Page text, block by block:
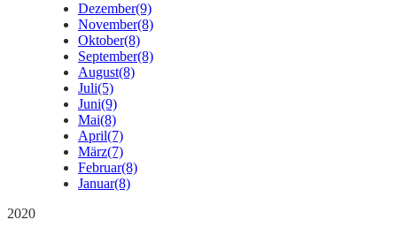
Dezember(9)
November(8)
Oktober(8)
September(8)
August(8)
Juli(5)
Juni(9)
Mai(8)
April(7)
März(7)
Februar(8)
Januar(8)
2020